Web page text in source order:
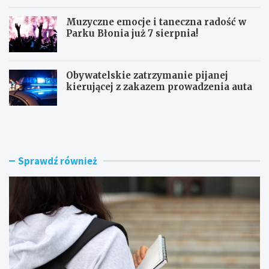
Muzyczne emocje i taneczna radość w
Parku Błonia już 7 sierpnia!
Obywatelskie zatrzymanie pijanej
kierującej z zakazem prowadzenia auta
G
y
a
W
o
j
B
n
o
m
i
e
Sprawdź również